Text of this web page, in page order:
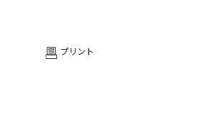
プリント